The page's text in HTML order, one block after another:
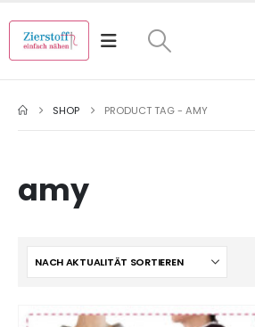
SHOP PRODUCT TAG -AMY
amy